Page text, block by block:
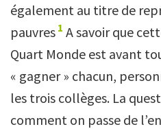
également au titre de
pauvres 1 A savoir que
Quart Monde est avant
« gagner » chacun,
les trois collèges. La
comment on passe de